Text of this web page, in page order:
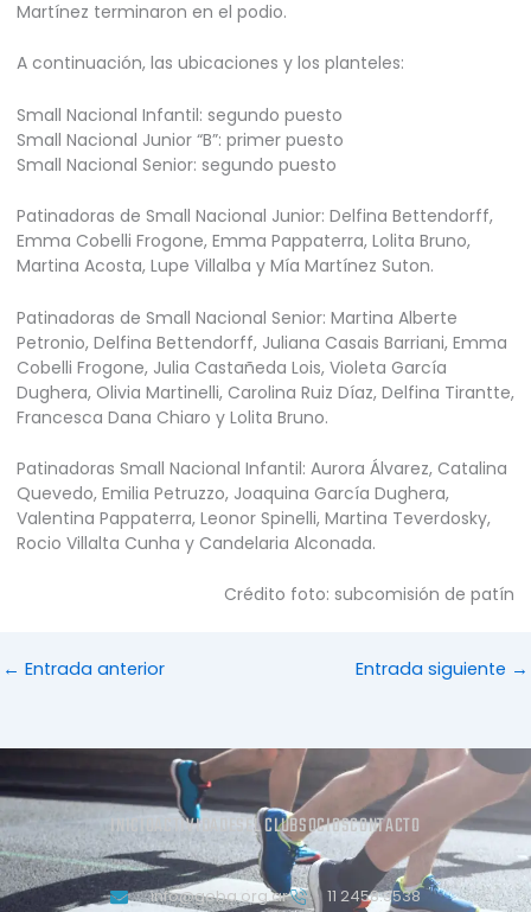
Martínez terminaron en el podio.
A continuación, las ubicaciones y los planteles:
Small Nacional Infantil: segundo puesto
Small Nacional Junior “B”: primer puesto
Small Nacional Senior: segundo puesto
Patinadoras de Small Nacional Junior: Delfina Bettendorff,
Emma Cobelli Frogone, Emma Pappaterra, Lolita Bruno,
Martina Acosta, Lupe Villalba y Mía Martínez Suton.
Patinadoras de Small Nacional Senior: Martina Alberte
Petronio, Delfina Bettendorff, Juliana Casais Barriani, Emma
Cobelli Frogone, Julia Castañeda Lois, Violeta García
Dughera, Olivia Martinelli, Carolina Ruiz Díaz, Delfina Tirantte,
Francesca Dana Chiaro y Lolita Bruno.
Patinadoras Small Nacional Infantil: Aurora Álvarez, Catalina
Quevedo, Emilia Petruzzo, Joaquina García Dughera,
Valentina Pappaterra, Leonor Spinelli, Martina Teverdosky,
Rocio Villalta Cunha y Candelaria Alconada.
Crédito foto: subcomisión de patín
← Entrada anterior Entrada siguiente →
INICIOACTIVIDADES EL CLUBSOCIOSCONTACTO
info@geba.org.ar 11 2458.3538